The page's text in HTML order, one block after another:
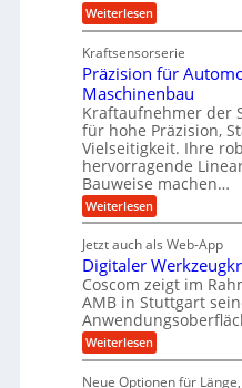
e
e
w
i
n
d
e
t
r
i
e
b
e
f
ü
r
r
a
t
z
n
d
A
u
f
t
r
a
g
s
e
i
n
g
a
n
t
s
l
o
s
e
,
w
e
n
i
g
e
r
S
t
e
Weiterlesen:
Z
h
n
s
t
a
n
g
e
n
g
e
t
r
i
e
b
e
f
ü
r
r
Kraftsensorserie
Präzision für
Maschinenbau
Kraftaufnehmer der
für hohe Präzision,
Vielseitigkeit. Ihre
hervorragende
Bauweise machen…
Weiterlesen:
P
ä
z
i
s
i
o
n
f
Jetzt auch als Web-App
Digitaler
Coscom zeigt im
AMB in Stuttgart
Weiterlesen:
D
Neue Optionen für